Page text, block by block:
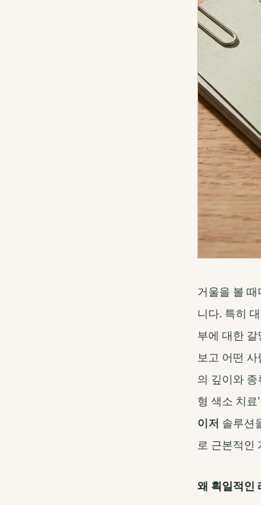
거울을 볼
니다. 특히
부에 대한
보고 어떤
의 깊이와
형 색소 치
이저 솔루션
로 근본적인
왜 획일적인